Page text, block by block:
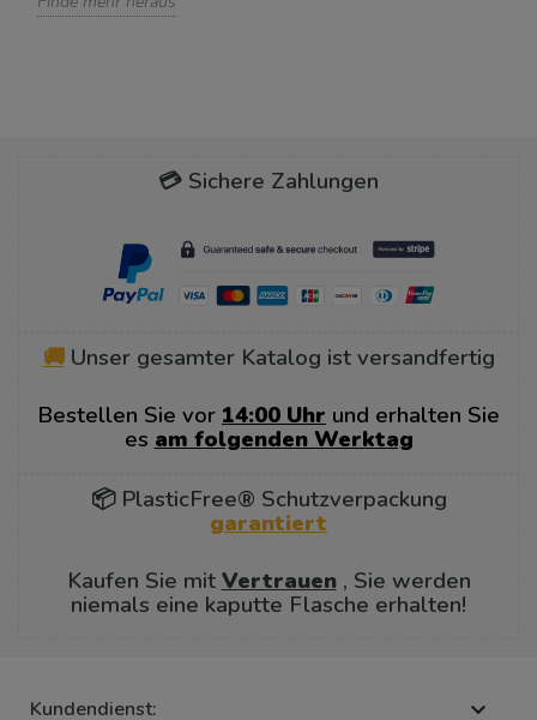
💳 Sichere Zahlungen
🚚Unser gesamter Katalog ist versandfertig
Bestellen Sie vor 14:00 Uhr und erhalten Sie
es am folgenden Werktag
📦 PlasticFree® Schutzverpackung
garantiert
Kaufen Sie mit Vertrauen, Sie werden
niemals eine kaputte Flasche erhalten!
Kundendienst: 